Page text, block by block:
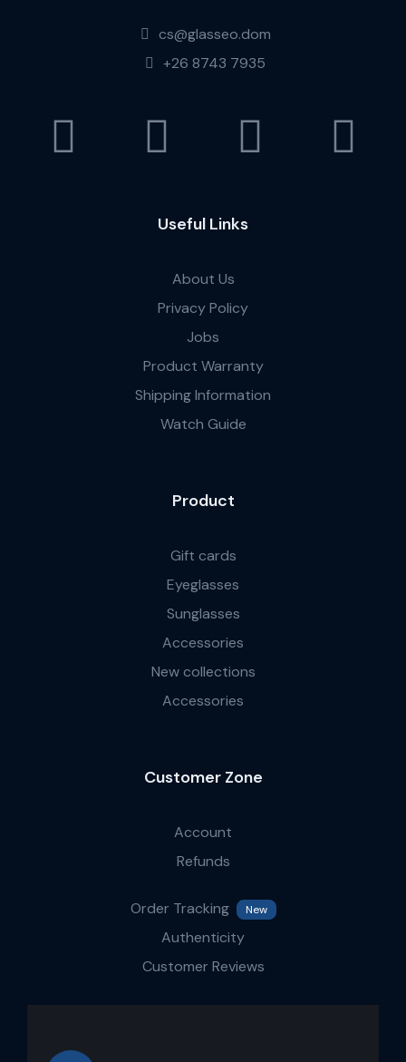
cs@glasseo.dom
+26 8743 7935
Useful Links
About Us
Privacy Policy
Jobs
Product Warranty
Shipping Information
Watch Guide
Product
Gift cards
Eyeglasses
Sunglasses
Accessories
New collections
Accessories
Customer Zone
Account
Refunds
Order Tracking New
Authenticity
Customer Reviews